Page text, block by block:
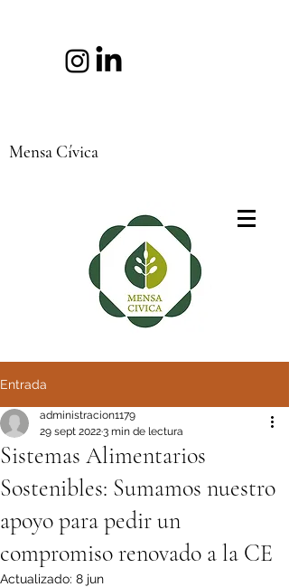
Mensa Cívica
Entrada
Sistemas Alimentarios
Sostenibles: Sumamos nuestro
apoyo para pedir un
compromiso renovado a la CE
administracion1179
29 sept 20223 min de lectura
Actualizado: 8 jun